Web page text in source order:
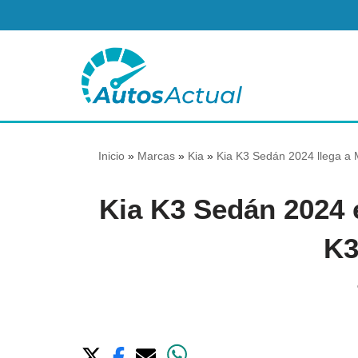
contenido
Inicio» Marcas» Kia» Kia K3 Sedán 2024 llega a
Kia K3 Sedán